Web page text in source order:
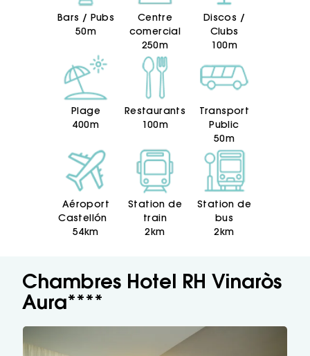
Bars / Pubs
50m
Centre
comercial
250m
Discos /
Clubs
100m
Plage
400m
Restaurants
100m
Transport
Public
50m
Aéroport
Castellón
54km
Station de
train
2km
Station de
bus
2km
Chambres Hotel RH Vinaròs
Aura****